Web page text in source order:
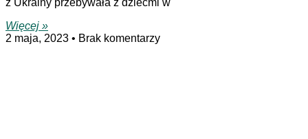
z Ukrainy przebywała z dziećmi w
Więcej »
2 maja, 2023
Brak komentarzy